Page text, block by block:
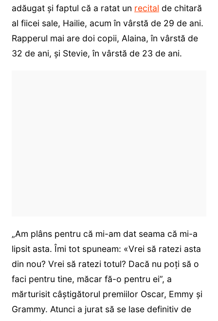
adăugat și faptul că a ratat un recital de chitară
al fiicei sale, Hailie, acum în vârstă de 29 de ani.
Rapperul mai are doi copii, Alaina, în vârstă de
32 de ani, și Stevie, în vârstă de 23 de ani.
„Am plâns pentru că mi-am dat seama că mi-a
lipsit asta. Îmi tot spuneam: «Vrei să ratezi asta
din nou? Vrei să ratezi totul? Dacă nu poți să o
faci pentru tine, măcar fă-o pentru ei”, a
mărturisit câștigătorul premiilor Oscar, Emmy și
Grammy. Atunci a jurat să se lase definitiv de